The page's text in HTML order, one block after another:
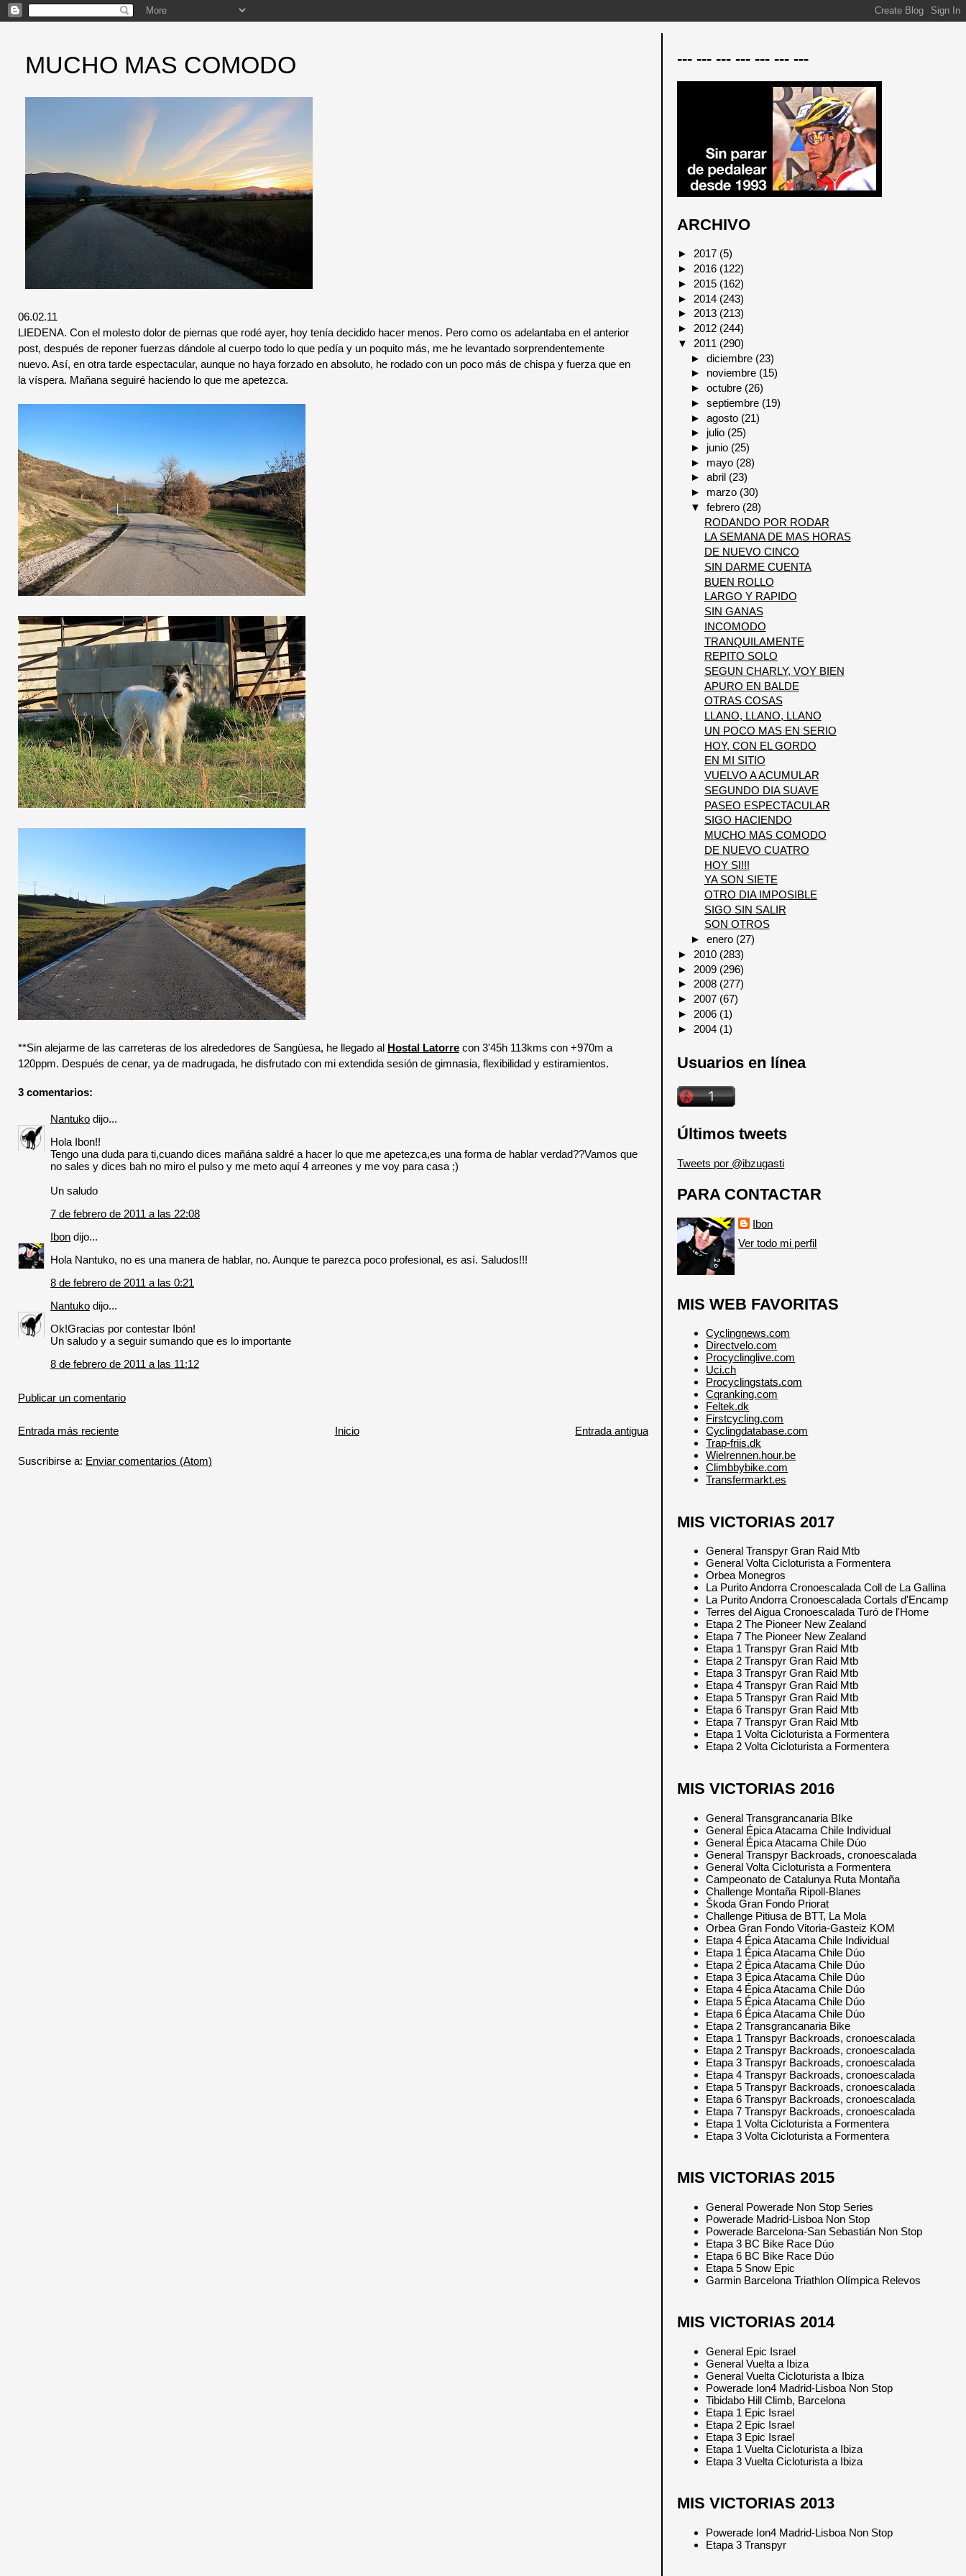
MUCHO MAS COMODO
06.02.11
LIEDENA. Con el molesto dolor de piernas que rodé ayer, hoy tenía decidido hacer menos. Pero como os adelantaba en el anterior
post, después de reponer fuerzas dándole al cuerpo todo lo que pedía y un poquito más, me he levantado sorprendentemente
nuevo. Así, en otra tarde espectacular, aunque no haya forzado en absoluto, he rodado con un poco más de chispa y fuerza que en
la víspera. Mañana seguiré haciendo lo que me apetezca.
**Sin alejarme de las carreteras de los alrededores de Sangüesa, he llegado al Hostal Latorre con 3'45h 113kms con +970m a
120ppm. Después de cenar, ya de madrugada, he disfrutado con mi extendida sesión de gimnasia, flexibilidad y estiramientos.
3 comentarios:
Nantuko dijo...
Hola Ibon!!
Tengo una duda para ti,cuando dices mañána saldré a hacer lo que me apetezca,es una forma de hablar verdad??Vamos que
no sales y dices bah no miro el pulso y me meto aquí 4 arreones y me voy para casa ;)
Un saludo
7 de febrero de 2011 a las 22:08
Ibon dijo...
Hola Nantuko, no es una manera de hablar, no. Aunque te parezca poco profesional, es así. Saludos!!!
8 de febrero de 2011 a las 0:21
Nantuko dijo...
Ok!Gracias por contestar Ibón!
Un saludo y a seguir sumando que es lo importante
8 de febrero de 2011 a las 11:12
Publicar un comentario
Entrada más reciente Entrada antigua
Inicio
Suscribirse a: Enviar comentarios (Atom)
--- --- --- --- --- --- ---
ARCHIVO
►2017 (5)
► 2016 (122)
► 2015 (162)
► 2014 (243)
► 2013 (213)
► 2012 (244)
▼ 2011 (290)
►diciembre (23)
► noviembre (15)
►octubre (26)
►septiembre (19)
►agosto (21)
► julio (25)
► junio (25)
► mayo (28)
►abril (23)
► marzo (30)
▼febrero (28)
RODANDO POR RODAR
LA SEMANA DE MAS HORAS
DE NUEVO CINCO
SIN DARME CUENTA
BUEN ROLLO
LARGO Y RAPIDO
SIN GANAS
INCOMODO
TRANQUILAMENTE
REPITO SOLO
SEGUN CHARLY, VOY BIEN
APURO EN BALDE
OTRAS COSAS
LLANO, LLANO, LLANO
UN POCO MAS EN SERIO
HOY, CON EL GORDO
EN MI SITIO
VUELVO A ACUMULAR
SEGUNDO DIA SUAVE
PASEO ESPECTACULAR
SIGO HACIENDO
MUCHO MAS COMODO
DE NUEVO CUATRO
HOY SI!!!
YA SON SIETE
OTRO DIA IMPOSIBLE
SIGO SIN SALIR
SON OTROS
►enero (27)
► 2010 (283)
► 2009 (296)
►2008 (277)
► 2007 (67)
► 2006 (1)
► 2004 (1)
Usuarios en línea
Últimos tweets
Tweets por @ibzugasti
PARA CONTACTAR
Ibon
Ver todo mi perfil
MIS WEB FAVORITAS
Cyclingnews.com
Directvelo.com
Procyclinglive.com
Uci.ch
Procyclingstats.com
Cqranking.com
Feltek.dk
Firstcycling.com
Cyclingdatabase.com
Trap-friis.dk
Wielrennen.hour.be
Climbbybike.com
Transfermarkt.es
MIS VICTORIAS 2017
General Transpyr Gran Raid Mtb
General Volta Cicloturista a Formentera
Orbea Monegros
La Purito Andorra Cronoescalada Coll de La Gallina
La Purito Andorra Cronoescalada Cortals d'Encamp
Terres del Aigua Cronoescalada Turó de l'Home
Etapa 2 The Pioneer New Zealand
Etapa 7 The Pioneer New Zealand
Etapa 1 Transpyr Gran Raid Mtb
Etapa 2 Transpyr Gran Raid Mtb
Etapa 3 Transpyr Gran Raid Mtb
Etapa 4 Transpyr Gran Raid Mtb
Etapa 5 Transpyr Gran Raid Mtb
Etapa 6 Transpyr Gran Raid Mtb
Etapa 7 Transpyr Gran Raid Mtb
Etapa 1 Volta Cicloturista a Formentera
Etapa 2 Volta Cicloturista a Formentera
MIS VICTORIAS 2016
General Transgrancanaria BIke
General Épica Atacama Chile Individual
General Épica Atacama Chile Dúo
General Transpyr Backroads, cronoescalada
General Volta Cicloturista a Formentera
Campeonato de Catalunya Ruta Montaña
Challenge Montaña Ripoll-Blanes
Škoda Gran Fondo Priorat
Challenge Pitiusa de BTT, La Mola
Orbea Gran Fondo Vitoria-Gasteiz KOM
Etapa 4 Épica Atacama Chile Individual
Etapa 1 Épica Atacama Chile Dúo
Etapa 2 Épica Atacama Chile Dúo
Etapa 3 Épica Atacama Chile Dúo
Etapa 4 Épica Atacama Chile Dúo
Etapa 5 Épica Atacama Chile Dúo
Etapa 6 Épica Atacama Chile Dúo
Etapa 2 Transgrancanaria Bike
Etapa 1 Transpyr Backroads, cronoescalada
Etapa 2 Transpyr Backroads, cronoescalada
Etapa 3 Transpyr Backroads, cronoescalada
Etapa 4 Transpyr Backroads, cronoescalada
Etapa 5 Transpyr Backroads, cronoescalada
Etapa 6 Transpyr Backroads, cronoescalada
Etapa 7 Transpyr Backroads, cronoescalada
Etapa 1 Volta Cicloturista a Formentera
Etapa 3 Volta Cicloturista a Formentera
MIS VICTORIAS 2015
General Powerade Non Stop Series
Powerade Madrid-Lisboa Non Stop
Powerade Barcelona-San Sebastián Non Stop
Etapa 3 BC Bike Race Dúo
Etapa 6 BC Bike Race Dúo
Etapa 5 Snow Epic
Garmin Barcelona Triathlon Olímpica Relevos
MIS VICTORIAS 2014
General Epic Israel
General Vuelta a Ibiza
General Vuelta Cicloturista a Ibiza
Powerade Ion4 Madrid-Lisboa Non Stop
Tibidabo Hill Climb, Barcelona
Etapa 1 Epic Israel
Etapa 2 Epic Israel
Etapa 3 Epic Israel
Etapa 1 Vuelta Cicloturista a Ibiza
Etapa 3 Vuelta Cicloturista a Ibiza
MIS VICTORIAS 2013
Powerade Ion4 Madrid-Lisboa Non Stop
Etapa 3 Transpyr